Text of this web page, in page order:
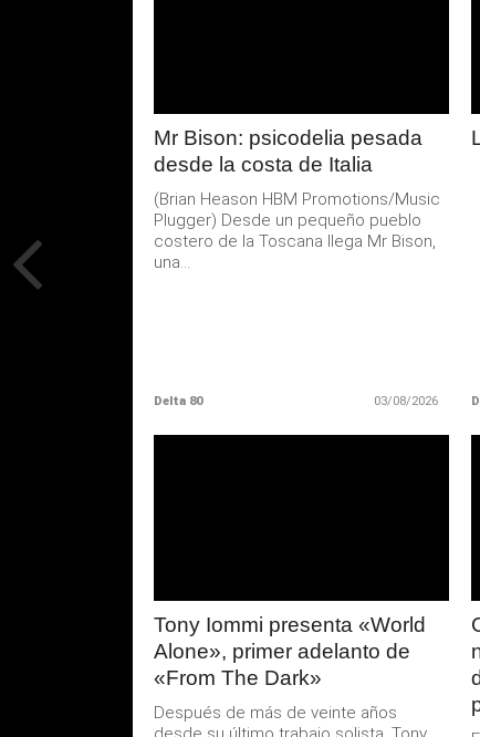
Mr Bison: psicodelia pesada
desde la costa de Italia
(Brian Heason HBM Promotions/Music
Plugger) Desde un pequeño pueblo
costero de la Toscana llega Mr Bison,
una...
Delta 80 03/08/2026
Tony Iommi presenta «World
Alone», primer adelanto de
«From The Dark»
Después de más de veinte años